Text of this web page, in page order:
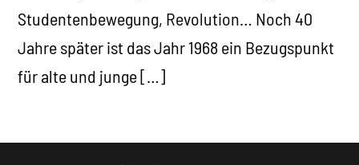
Studentenbewegung, Revolution… Noch 40
Jahre später ist das Jahr 1968 ein Bezugspunkt
für alte und junge […]